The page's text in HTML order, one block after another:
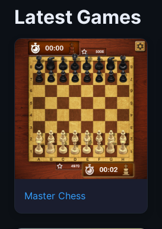
Latest Games
Master Chess